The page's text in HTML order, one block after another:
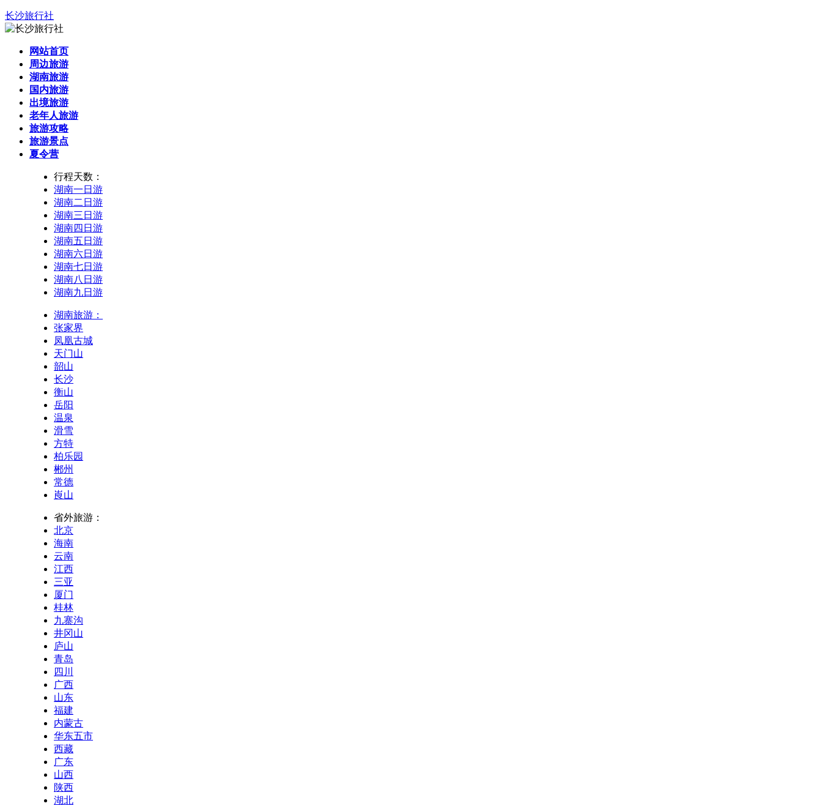
长沙旅行社
网站首页
周边旅游
湖南旅游
国内旅游
出境旅游
老年人旅游
旅游攻略
旅游景点
夏令营
行程天数：
湖南一日游
湖南二日游
湖南三日游
湖南四日游
湖南五日游
湖南六日游
湖南七日游
湖南八日游
湖南九日游
湖南旅游：
张家界
凤凰古城
天门山
韶山
长沙
衡山
岳阳
温泉
滑雪
方特
柏乐园
郴州
常德
崀山
省外旅游：
北京
海南
云南
江西
三亚
厦门
桂林
九寨沟
井冈山
庐山
青岛
四川
广西
山东
福建
内蒙古
华东五市
西藏
广东
山西
陕西
湖北